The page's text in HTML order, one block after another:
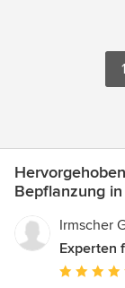
1
Bepflanzung
Irmscher
Experten